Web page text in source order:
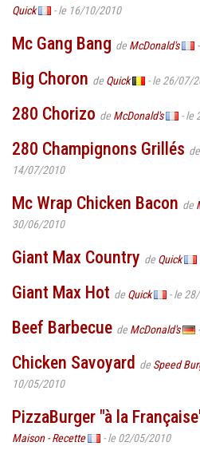
Quick
- le 16/10/2010
Mc Gang Bang de McDonald's
Big Choron de Quick - le 26/07/
280 Chorizo de McDonald's - le
280 Champignons Grillés de
14/07/2010
Mc Wrap Chicken Bacon de
30/06/2010
Giant Max Country de Quick
Giant Max Hot de Quick - le
Beef Barbecue de McDonald's
Chicken Savoyard de Speed
10/05/2010
PizzaBurger "à la
Maison - Recette
- le 02/05/2010